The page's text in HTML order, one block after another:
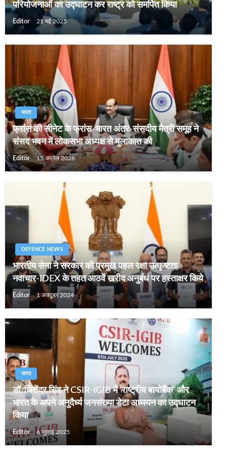
परियोजनाओं का उद्घाटन कर राष्ट्र को समर्पित किया
Editor 21 मई 2025
भारत
फ्रांस की सीनेट के फ्रांस-भारत अंतर-संसदीय मैत्री समूह ने
संसद भवन में लोकसभा अध्यक्ष से मुलाकात की
Editor 15 अप्रैल 2026
DEFENCE NEWS
भारतीय सेना ने सरकार की प्रमुख पहल रक्षा उत्‍कृष्‍टता
नवाचार-IDEX के तहत आठवें खरीद अनुबंध पर हस्‍ताक्षर किये
Editor 1 अक्टूबर 2024
भारत
डॉ. जितेंद्र सिंह ने CSIR-IGIB में ‘राष्ट्रीय बायोबैंक’ और
भारत के अपने अनुदैर्ध्य जनसंख्या डेटा अध्ययन का उद्घाटन
किया
Editor 6 जुलाई 2025